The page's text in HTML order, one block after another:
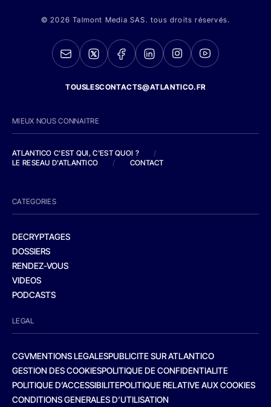
© 2026 Talmont Media SAS. tous droits réservés.
TOUSLESCONTACTS@ATLANTICO.FR
MIEUX NOUS CONNAITRE
ATLANTICO C'EST QUI, C'EST QUOI ?
/
LE RESEAU D'ATLANTICO
/ CONTACT
CATEGORIES
DECRYPTAGES
DOSSIERS
RENDEZ-VOUS
VIDEOS
PODCASTS
LEGAL
CGVMENTIONS LEGALESPUBLICITE SUR ATLANTICO
GESTION DES COOKIESPOLITIQUE DE CONFIDENTIALITE
POLITIQUE D’ACCESSIBILITEPOLITIQUE RELATIVE AUX COOKIES
CONDITIONS GENERALES D’UTILISATION